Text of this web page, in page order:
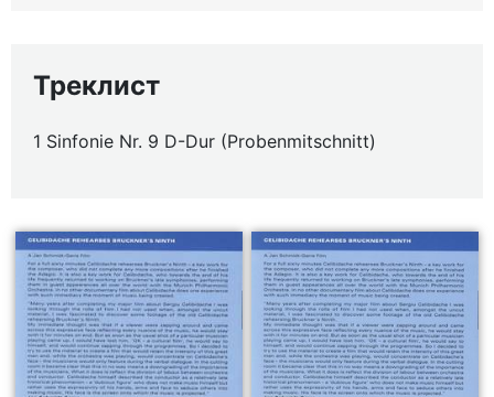
Треклист
1 Sinfonie Nr. 9 D-Dur (Probenmitschnitt)